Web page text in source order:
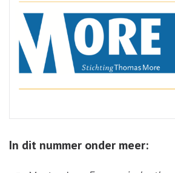
In dit nummer onder meer: